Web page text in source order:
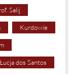
Salij
Kurdowie
Łucja dos Santos